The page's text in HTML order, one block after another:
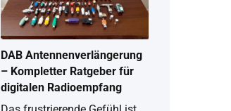
für
2026
DAB Antennenverlängerung
– Kompletter Ratgeber für
digitalen Radioempfang